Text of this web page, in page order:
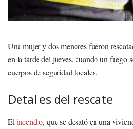
Una mujer y dos menores fueron
en la tarde del jueves, cuando un fuego
cuerpos de seguridad locales.
Detalles del rescate
El incendio, que se desató en una